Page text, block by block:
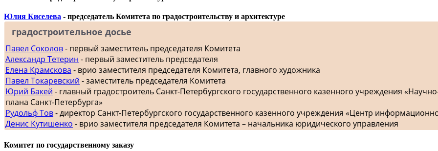
Юлия Киселева - председатель Комитета по градостроительству и архитектуре
градостроительное досье
Павел Соколов- первый заместитель председателя Комитета
Александр Тетерин - первый заместитель председателя
Елена Крамскова - врио заместителя председателя Комитета, главного художника
Павел Токаревский - заместитель председателя Комитета
Юрий Бакей - главный градостроитель Санкт-Петербургского государственного казенного учреждения
плана Санкт-Петербурга»
Рудольф Тов- директор Санкт-Петербургского государственного казенного учреждения «Центр
Денис Кутишенко - врио заместителя председателя Комитета – начальника юридического управления
Комитет по государственному заказу